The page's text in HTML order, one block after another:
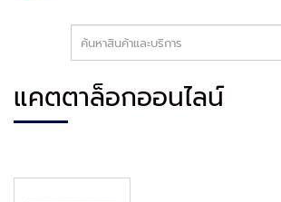
แคตตาล็อกออนไลน์